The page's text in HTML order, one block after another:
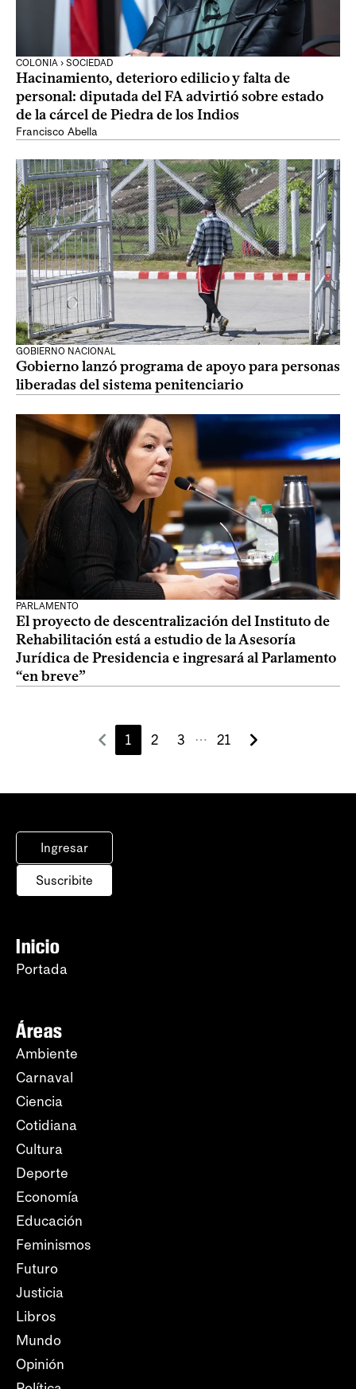
COLONIA › SOCIEDAD
Hacinamiento, deterioro edilicio y falta de
personal: diputada del FA advirtió sobre estado
de la cárcel de Piedra de los Indios
Francisco Abella
GOBIERNO NACIONAL
Gobierno lanzó programa de apoyo para personas
liberadas del sistema penitenciario
PARLAMENTO
El proyecto de descentralización del Instituto de
Rehabilitación está a estudio de la Asesoría
Jurídica de Presidencia e ingresará al Parlamento
“en breve”
1 2 3 ⋯ 21
Ingresar
Suscribite
Inicio
Portada
Áreas
Ambiente
Carnaval
Ciencia
Cotidiana
Cultura
Deporte
Economía
Educación
Feminismos
Futuro
Justicia
Libros
Mundo
Opinión